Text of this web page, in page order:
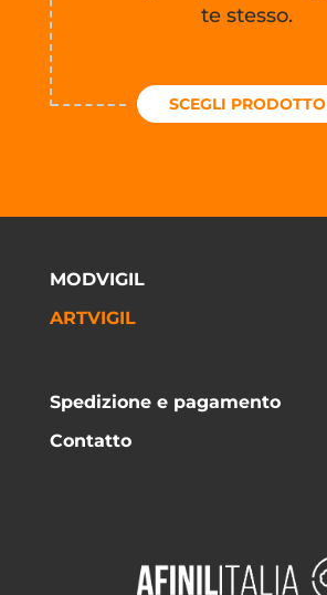
te stesso.
SCEGLI PRODOTTO
MODVIGIL
ARTVIGIL
Spedizione e pagamento
Contatto